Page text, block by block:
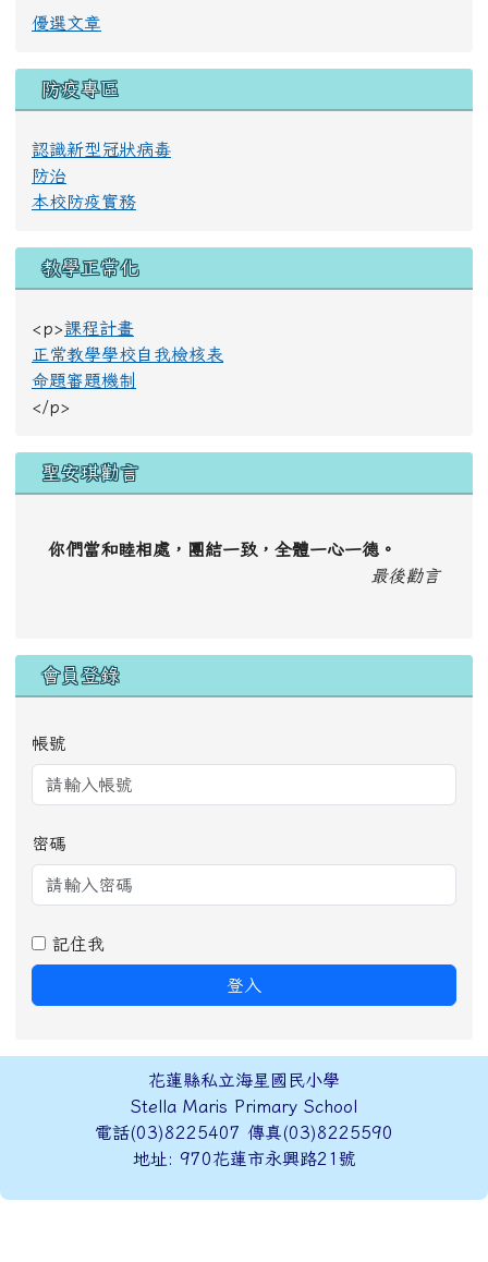
優選文章
防疫專區
認識新型冠狀病毒
防治
本校防疫實務
教學正常化
<p>課程計畫
正常教學學校自我檢核表
命題審題機制
</p>
聖安琪勸言
你們當和睦相處，團結一致，全體一心一德。
最後勸言
會員登錄
帳號
密碼
記住我
登入
頁尾區域內容花蓮縣私立海星國民小學
Stella Maris Primary School
電話(03)8225407 傳真(03)8225590
地址: 970花蓮市永興路21號